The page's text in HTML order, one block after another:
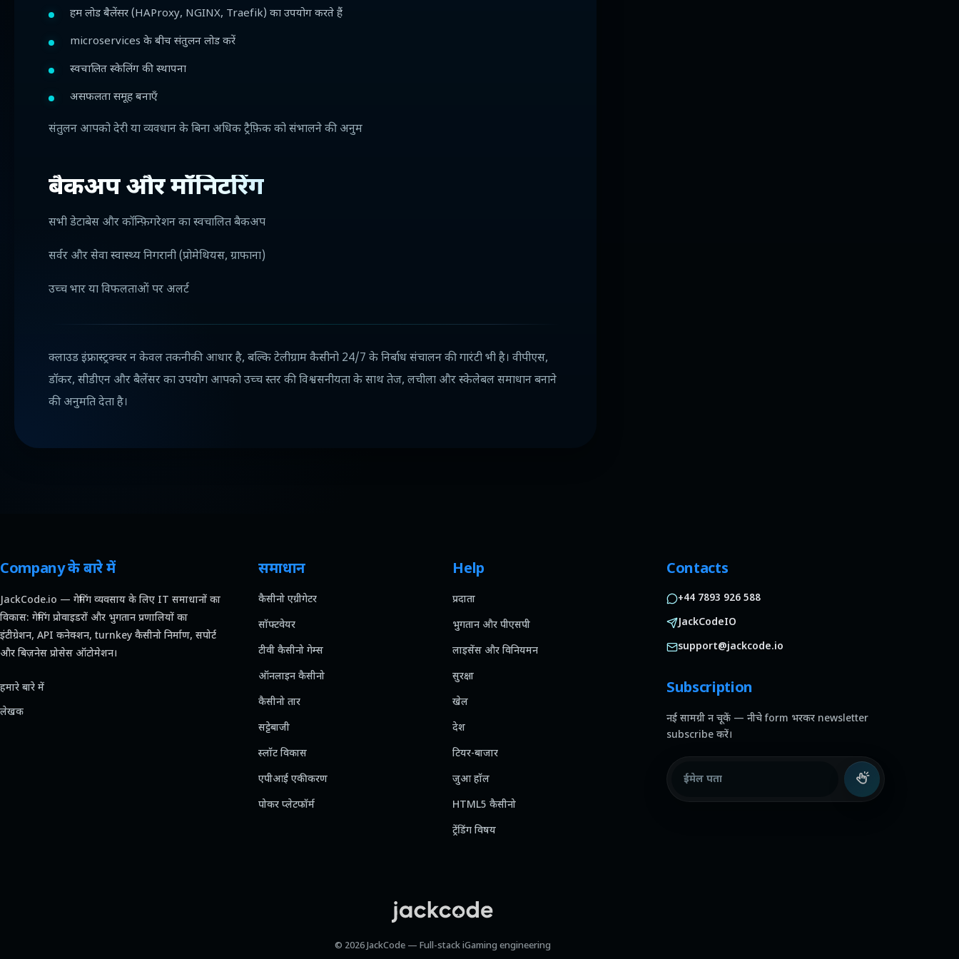
हम लोड बैलेंसर (HAProxy, NGINX, Traefik) का उपयोग करते हैं
microservices के बीच संतुलन लोड करें
स्वचालित स्केलिंग की स्थापना
असफलता समूह बनाएँ
संतुलन आपको देरी या व्यवधान के बिना अधिक ट्रैफ़िक को संभालने की अनुम
बैकअप और मॉनिटरिंग
सभी डेटाबेस और कॉन्फ़िगरेशन का स्वचालित बैकअप
सर्वर और सेवा स्वास्थ्य निगरानी (प्रोमेथियस, ग्राफाना)
उच्च भार या विफलताओं पर अलर्ट
क्लाउड इंफ्रास्ट्रक्चर न केवल तकनीकी आधार है, बल्कि टेलीग्राम कैसीनो 24/7 के निर्बाध संचालन की गारंटी भी है। वीपीएस,
डॉकर, सीडीएन और बैलेंसर का उपयोग आपको उच्च स्तर की विश्वसनीयता के साथ तेज, लचीला और स्केलेबल समाधान बनाने
की अनुमति देता है।
Company के बारे में
JackCode.io — गेमिंग व्यवसाय के लिए IT समाधानों का
विकास: गेमिंग प्रोवाइडरों और भुगतान प्रणालियों का
इंटीग्रेशन, API कनेक्शन, turnkey कैसीनो निर्माण, सपोर्ट
और बिज़नेस प्रोसेस ऑटोमेशन।
हमारे बारे में
लेखक
समाधान
कैसीनो एग्रीगेटर
सॉफ्टवेयर
टीवी कैसीनो गेम्स
ऑनलाइन कैसीनो
कैसीनो तार
सट्टेबाजी
स्लॉट विकास
एपीआई एकीकरण
पोकर प्लेटफॉर्म
Help
प्रदाता
भुगतान और पीएसपी
लाइसेंस और विनियमन
सुरक्षा
खेल
देश
टियर-बाजार
जुआ हॉल
HTML5 कैसीनो
ट्रेंडिंग विषय
Contacts
+44 7893 926 588
JackCodeIO
support@jackcode.io
Subscription
नई सामग्री न चूकें — नीचे form भरकर newsletter
subscribe करें।
© 2026 JackCode — Full-stack iGaming engineering